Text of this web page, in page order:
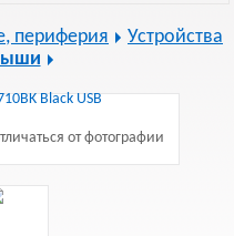
периферия
Устройства
от фотографии